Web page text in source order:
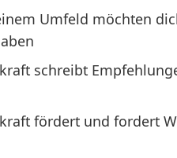
Umfeld möchten
schreibt
fördert und fordert